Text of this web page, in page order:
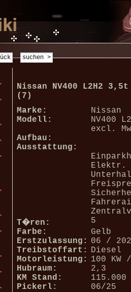
Nissan NV400 L2H2
(7)
Marke:
Nissan
Modell:
NV400
excl.
Aufbau:
Ausstattung:
Elektr.
T�ren:
5
Farbe:
Gelb
Erstzulassung:
06 /
Treibstoffart:
Diesel
Motorleistung:
100 KW
Hubraum:
2,3
KM Stand:
115.000
Pickerl:
06/25